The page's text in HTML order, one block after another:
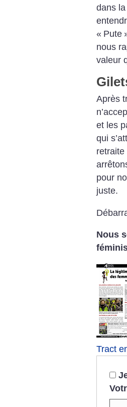
dans
« Pute
nous
valeur
Après
et les
qui
retraite
pour
juste.
Nous
Tract